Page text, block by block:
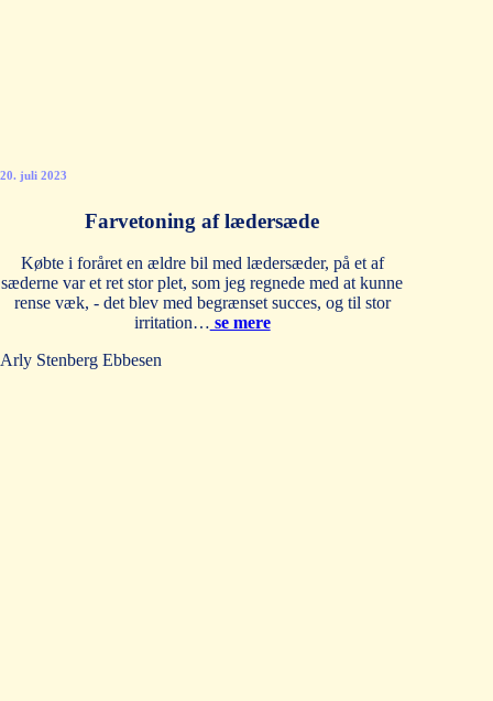
20. juli 2023
Farvetoning af lædersæde
Købte i foråret en ældre bil med lædersæder, på et af
sæderne var et ret stor plet, som jeg regnede med at kunne
rense væk, - det blev med begrænset succes, og til stor
irritation… se mere
Arly Stenberg Ebbesen